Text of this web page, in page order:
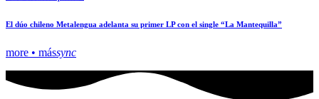
El dúo chileno Metalengua adelanta su primer LP con el single “La Mantequilla”
more • mássync